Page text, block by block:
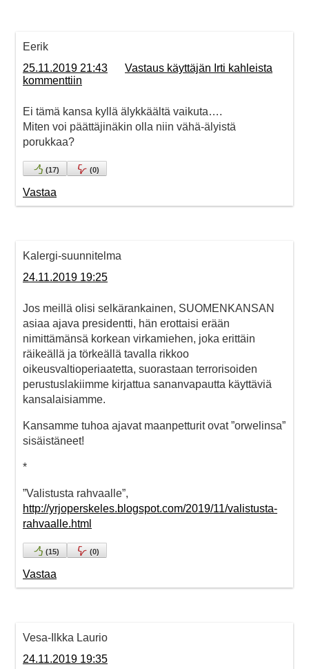
Eerik
25.11.2019 21:43
Vastaus käyttäjän Irti kahleista
kommenttiin
Ei tämä kansa kyllä älykkäältä vaikuta….
Miten voi päättäjinäkin olla niin vähä-älyistä
porukkaa?
(17) (0)
Vastaa
Kalergi-suunnitelma
24.11.2019 19:25
Jos meillä olisi selkärankainen, SUOMENKANSAN
asiaa ajava presidentti, hän erottaisi erään
nimittämänsä korkean virkamiehen, joka erittäin
räikeällä ja törkeällä tavalla rikkoo
oikeusvaltioperiaatetta, suorastaan terrorisoiden
perustuslakiimme kirjattua sananvapautta käyttäviä
kansalaisiamme.
Kansamme tuhoa ajavat maanpetturit ovat ”orwelinsa”
sisäistäneet!
*
”Valistusta rahvaalle”,
http://yrjoperskeles.blogspot.com/2019/11/valistusta-
rahvaalle.html
(15) (0)
Vastaa
Vesa-Ilkka Laurio
24.11.2019 19:35